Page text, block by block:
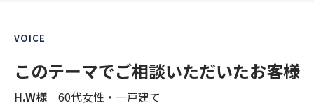
VOICE
このテーマでご相談いただいたお客様
H.W様 ｜60代女性・一戸建て